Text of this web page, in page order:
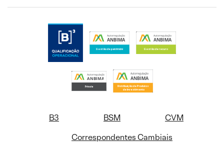
B3 BSM
CVM
Correspondentes Cambiais